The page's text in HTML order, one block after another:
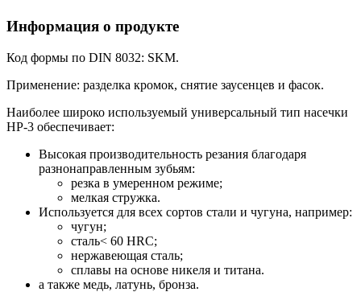
Информация о продукте
Код формы по DIN 8032: SKM.
Применение: разделка кромок, снятие заусенцев и фасок.
Наиболее широко используемый универсальный тип насечки
HP-3 обеспечивает:
Высокая производительность резания благодаря
разнонаправленным зубьям:
резка в умеренном режиме;
мелкая стружка.
Используется для всех сортов стали и чугуна, например:
чугун;
сталь< 60 HRC;
нержавеющая сталь;
сплавы на основе никеля и титана.
а также медь, латунь, бронза.